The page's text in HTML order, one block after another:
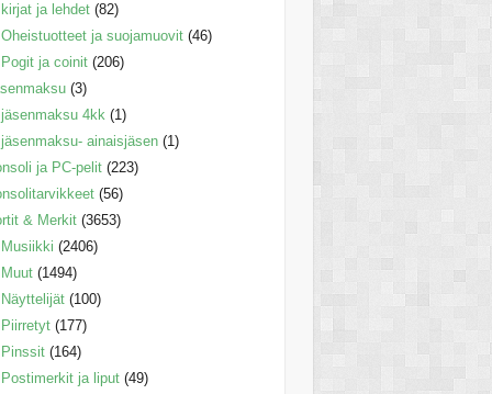
kirjat ja lehdet (82)
Oheistuotteet ja suojamuovit (46)
Pogit ja coinit (206)
(3)
jäsenmaksu 4kk (1)
jäsenmaksu- ainaisjäsen (1)
ja PC-pelit (223)
(56)
& Merkit (3653)
Musiikki (2406)
Muut (1494)
Näyttelijät (100)
Piirretyt (177)
Pinssit (164)
Postimerkit ja liput (49)